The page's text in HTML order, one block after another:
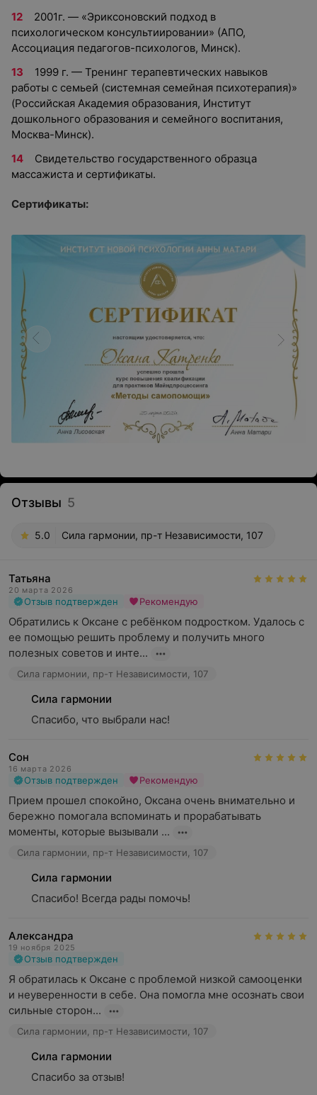
2001г. — «Эриксоновский подход в
психологическом консультиировании» (АПО,
Ассоциация педагогов-психологов, Минск).
1999 г. — Тренинг терапевтических навыков
работы с семьей (системная семейная психотерапия)»
(Российская Академия образования, Институт
дошкольного образования и семейного воспитания,
Москва-Минск).
Свидетельство государственного образца
массажиста и сертификаты.
Сертификаты:
Отзывы 5
5.0 Сила гармонии, пр-т Независимости, 107
Татьяна
20 марта 2026
Отзыв подтвержден Рекомендую
Обратились к Оксане с ребёнком подростком. Удалось с
ее помощью решить проблему и получить много
полезных советов и инте...
Сила гармонии, пр-т Независимости, 107
Сила гармонии
Спасибо, что выбрали нас!
Сон
16 марта 2026
Отзыв подтвержден Рекомендую
Прием прошел спокойно, Оксана очень внимательно и
бережно помогала вспоминать и прорабатывать
моменты, которые вызывали ...
Сила гармонии, пр-т Независимости, 107
Сила гармонии
Спасибо! Всегда рады помочь!
Александра
19 ноября 2025
Отзыв подтвержден
Я обратилась к Оксане с проблемой низкой самооценки
и неуверенности в себе. Она помогла мне осознать свои
сильные сторон...
Сила гармонии, пр-т Независимости, 107
Сила гармонии
Спасибо за отзыв!